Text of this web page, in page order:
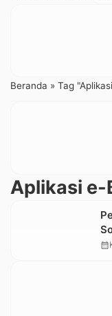
Beranda » Tag
Aplikasi e-
calendar_month